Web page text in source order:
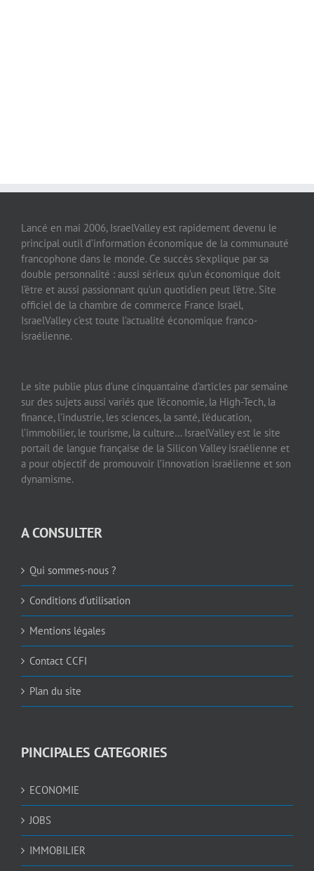
Lancé en mai 2006, IsraelValley est rapidement devenu le
principal outil d’information économique de la communauté
francophone dans le monde. Ce succès s’explique par sa
double personnalité : aussi sérieux qu’un économique doit
l’être et aussi passionnant qu’un quotidien peut l’être. Site
officiel de la chambre de commerce France Israël,
IsraelValley c’est toute l’actualité économique franco-
israélienne.
Le site publie plus d’une cinquantaine d’articles par semaine
sur des sujets aussi variés que l’économie, la High-Tech, la
finance, l’industrie, les sciences, la santé, l’éducation,
l’immobilier, le tourisme, la culture… IsraelValley est le site
portail de langue française de la Silicon Valley israélienne et
a pour objectif de promouvoir l’innovation israélienne et son
dynamisme.
A CONSULTER
Qui sommes-nous ?
Conditions d’utilisation
Mentions légales
Contact CCFI
Plan du site
PINCIPALES CATEGORIES
ECONOMIE
JOBS
IMMOBILIER